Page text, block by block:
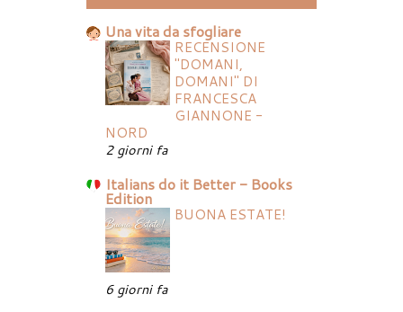
Una vita da sfogliare
RECENSIONE
"DOMANI,
DOMANI" DI
FRANCESCA
GIANNONE -
NORD
2 giorni fa
Italians do it Better - Books
Edition
BUONA ESTATE!
6 giorni fa